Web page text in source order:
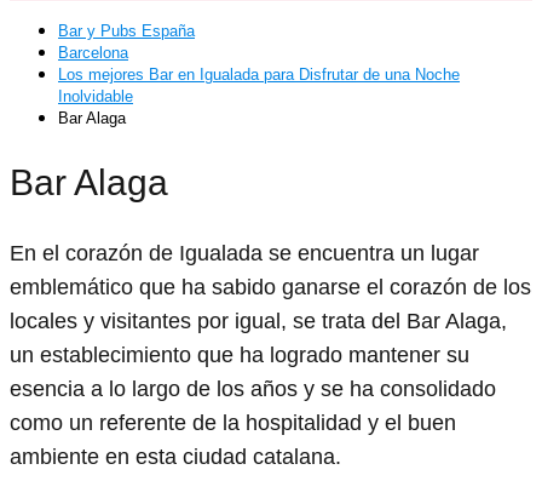
Bar y Pubs España
Barcelona
Los mejores Bar en Igualada para Disfrutar de una Noche
Inolvidable
Bar Alaga
Bar Alaga
En el corazón de Igualada se encuentra un lugar
emblemático que ha sabido ganarse el corazón de los
locales y visitantes por igual, se trata del Bar Alaga,
un establecimiento que ha logrado mantener su
esencia a lo largo de los años y se ha consolidado
como un referente de la hospitalidad y el buen
ambiente en esta ciudad catalana.